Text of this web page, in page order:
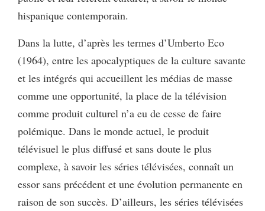
hispanique contemporain.
Dans la lutte, d’après les termes d’Umberto Eco
(1964), entre les apocalyptiques de la culture savante
et les intégrés qui accueillent les médias de masse
comme une opportunité, la place de la télévision
comme produit culturel n’a eu de cesse de faire
polémique. Dans le monde actuel, le produit
télévisuel le plus diffusé et sans doute le plus
complexe, à savoir les séries télévisées, connaît un
essor sans précédent et une évolution permanente en
raison de son succès. D’ailleurs, les séries télévisées